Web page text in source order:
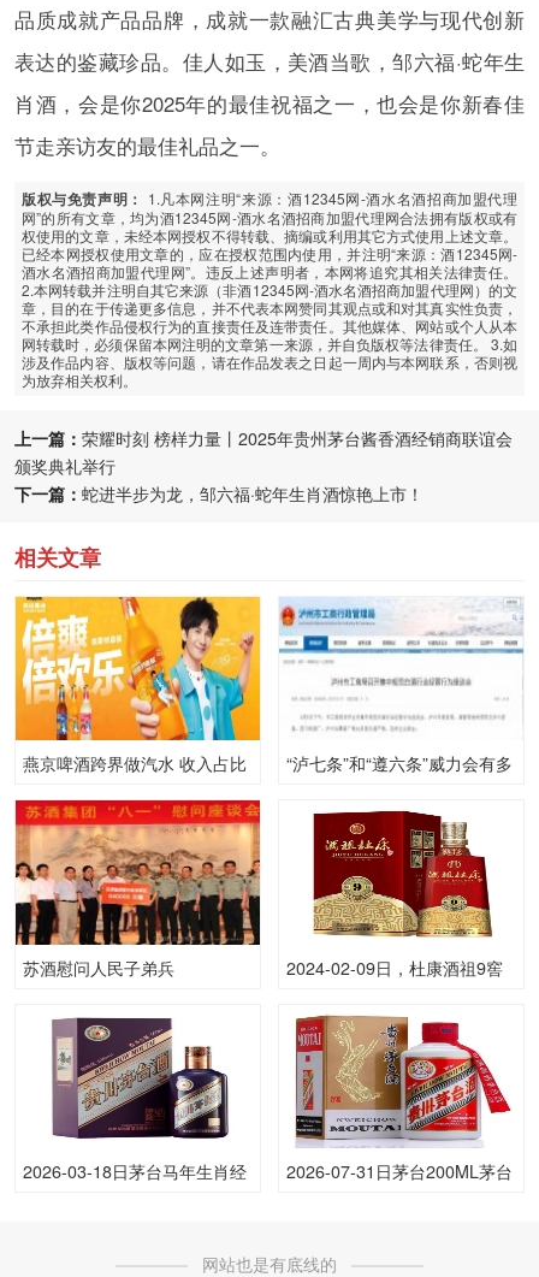
品质成就产品品牌，成就一款融汇古典美学与现代创新
表达的鉴藏珍品。佳人如玉，美酒当歌，邹六福·蛇年生
肖酒，会是你2025年的最佳祝福之一，也会是你新春佳
节走亲访友的最佳礼品之一。
版权与免责声明： 1.凡本网注明“来源：酒12345网-酒水名酒招商加盟代理
网”的所有文章，均为酒12345网-酒水名酒招商加盟代理网合法拥有版权或有
权使用的文章，未经本网授权不得转载、摘编或利用其它方式使用上述文章。
已经本网授权使用文章的，应在授权范围内使用，并注明“来源：酒12345网-
酒水名酒招商加盟代理网”。违反上述声明者，本网将追究其相关法律责任。
2.本网转载并注明自其它来源（非酒12345网-酒水名酒招商加盟代理网）的文
章，目的在于传递更多信息，并不代表本网赞同其观点或和对其真实性负责，
不承担此类作品侵权行为的直接责任及连带责任。其他媒体、网站或个人从本
网转载时，必须保留本网注明的文章第一来源，并自负版权等法律责任。 3.如
涉及作品内容、版权等问题，请在作品发表之日起一周内与本网联系，否则视
为放弃相关权利。
上一篇： 荣耀时刻 榜样力量丨2025年贵州茅台酱香酒经销商联谊会
颁奖典礼举行
下一篇： 蛇进半步为龙，邹六福·蛇年生肖酒惊艳上市！
相关文章
燕京啤酒跨界做汽水 收入占比
不足1%难言成功丨封面观酒
“泸七条”和“遵六条”威力会有多
苏酒慰问人民子弟兵
2024-02-09日，杜康酒祖9窖
瓶的价格是多少呢？
2026-03-18日茅台马年生肖经
2026-07-31日茅台200ML茅台
网站也是有底线的